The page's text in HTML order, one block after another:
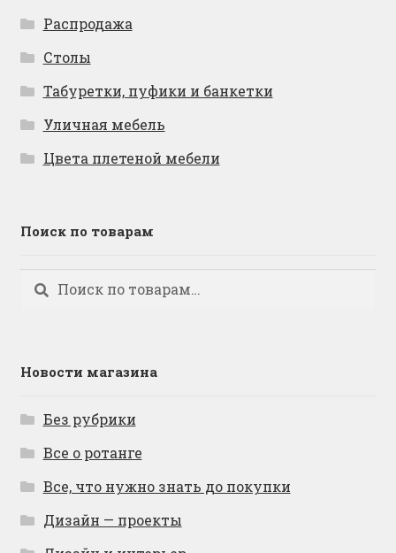
Распродажа
Столы
Табуретки, пуфики и банкетки
Уличная мебель
Цвета плетеной мебели
Поиск по товарам
Искать:
Поиск
Новости магазина
Без рубрики
Все о ротанге
Все, что нужно знать до покупки
Дизайн — проекты